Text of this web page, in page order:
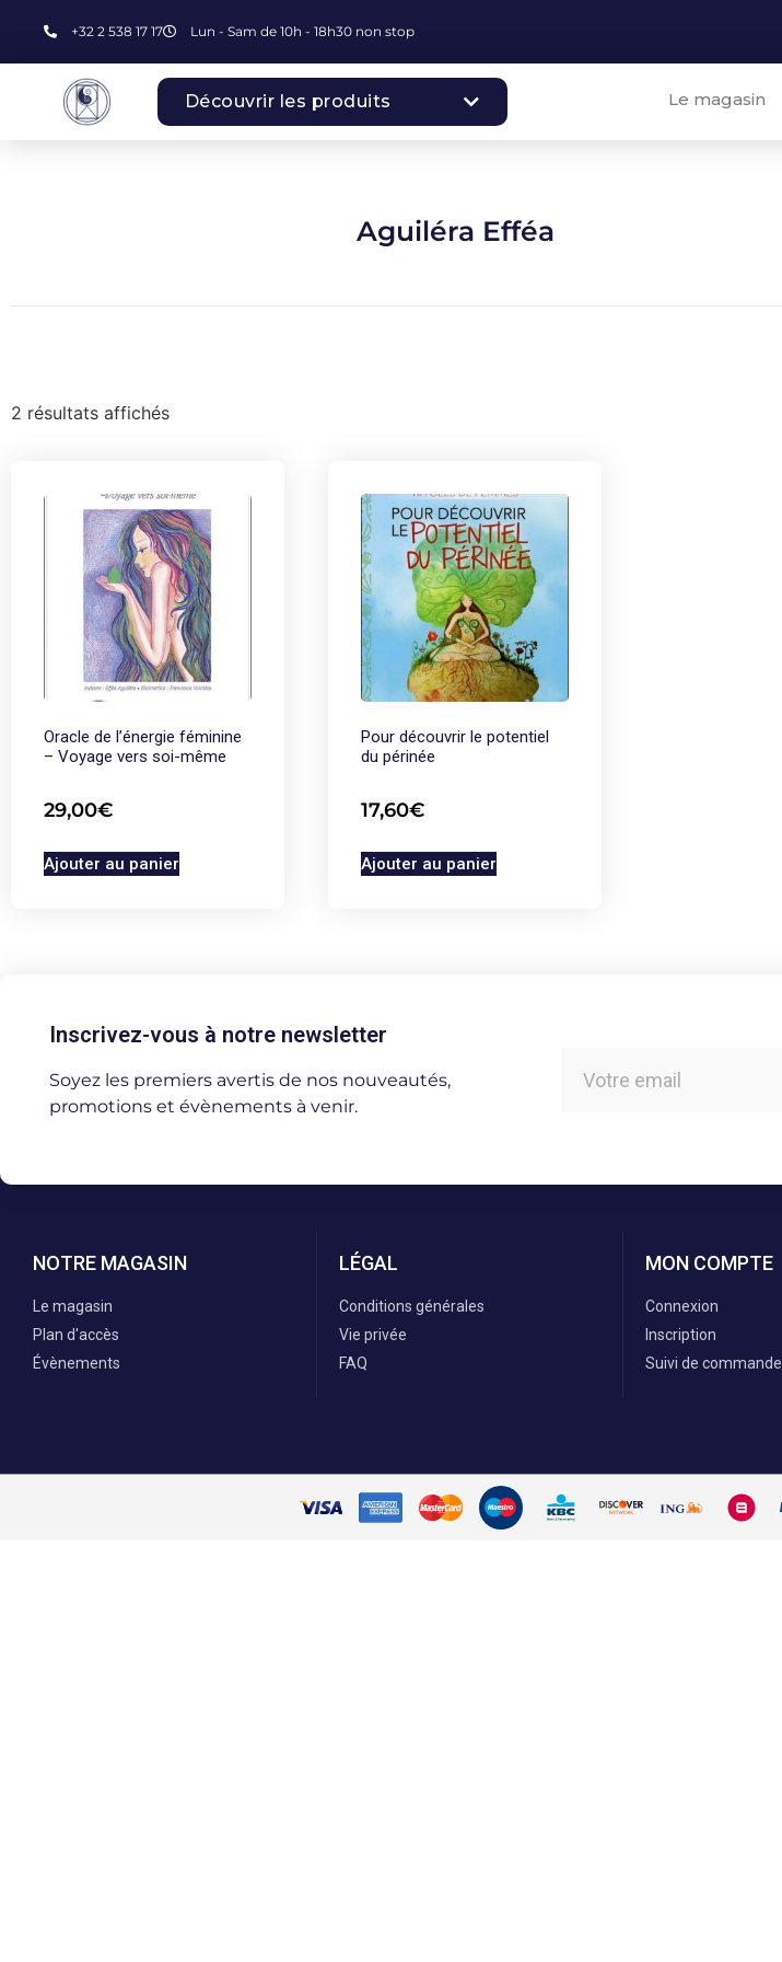
+32 2 538 17 17 Lun - Sam de 10h - 18h30 non stop
Découvrir les produits Le magasin
Aguiléra Efféa
2 résultats affichés
Oracle de l’énergie féminine
– Voyage vers soi-même
29,00€
Ajouter au panier
Pour découvrir le potentiel
du périnée
17,60€
Ajouter au panier
Inscrivez-vous à notre newsletter
Soyez les premiers avertis de nos nouveautés,
promotions et évènements à venir.
NOTRE MAGASIN
Le magasin
Plan d'accès
Évènements
LÉGAL
Conditions générales
Vie privée
FAQ
MON COMPTE
Connexion
Inscription
Suivi de commande